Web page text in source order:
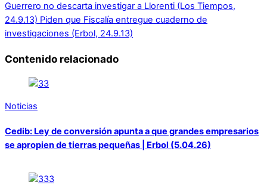
Guerrero no descarta investigar a Llorenti (Los Tiempos,
24.9.13) Piden que Fiscalía entregue cuaderno de
investigaciones (Erbol, 24.9.13)
Contenido relacionado
Noticias
Cedib: Ley de conversión apunta a que grandes empresarios
se apropien de tierras pequeñas | Erbol (5.04.26)